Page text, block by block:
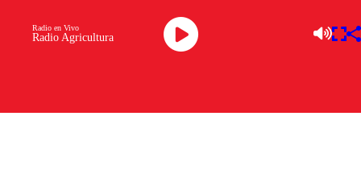
Radio Agricultura
Radio en Vivo
Descarga la APP